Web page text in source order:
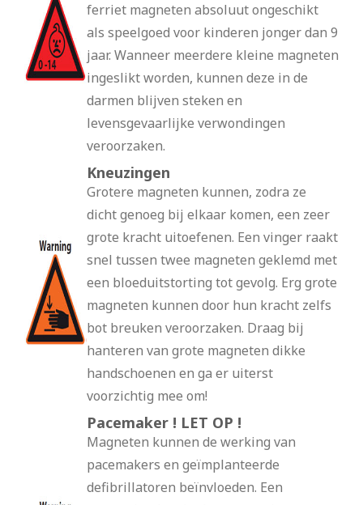
ferriet magneten absoluut ongeschikt
als speelgoed voor kinderen jonger dan 9
jaar. Wanneer meerdere kleine magneten
ingeslikt worden, kunnen deze in de
darmen blijven steken en
levensgevaarlijke verwondingen
veroorzaken.
Kneuzingen
Grotere magneten kunnen, zodra ze
dicht genoeg bij elkaar komen, een zeer
grote kracht uitoefenen. Een vinger raakt
snel tussen twee magneten geklemd met
een bloeduitstorting tot gevolg. Erg grote
magneten kunnen door hun kracht zelfs
bot breuken veroorzaken. Draag bij
hanteren van grote magneten dikke
handschoenen en ga er uiterst
voorzichtig mee om!
Pacemaker ! LET OP !
Magneten kunnen de werking van
pacemakers en geïmplanteerde
defibrillatoren beïnvloeden. Een